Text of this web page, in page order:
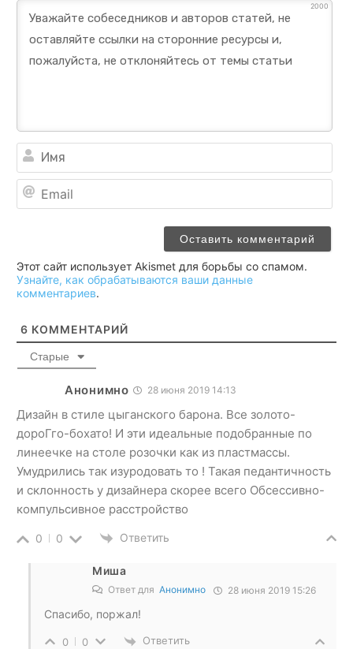
2000
Этот сайт использует Akismet для борьбы со спамом.
Узнайте, как обрабатываются ваши данные
комментариев.
6 КОММЕНТАРИЙ
Старые
Анонимно 28 июня 2019 14:13
Дизайн в стиле цыганского барона. Все золото-
дороГго-бохато! И эти идеальные подобранные по
линеечке на столе розочки как из пластмассы.
Умудрились так изуродовать то ! Такая педантичность
и склонность у дизайнера скорее всего Обсессивно-
компульсивное расстройство
0 0 Ответить
Миша
Ответ для Анонимно 28 июня 2019 15:26
Спасибо, поржал!
0 0 Ответить